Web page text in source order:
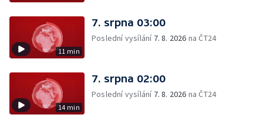
11 min
7. srpna 03:00
Poslední vysílání 7. 8. 2026 na ČT24
14 min
7. srpna 02:00
Poslední vysílání 7. 8. 2026 na ČT24